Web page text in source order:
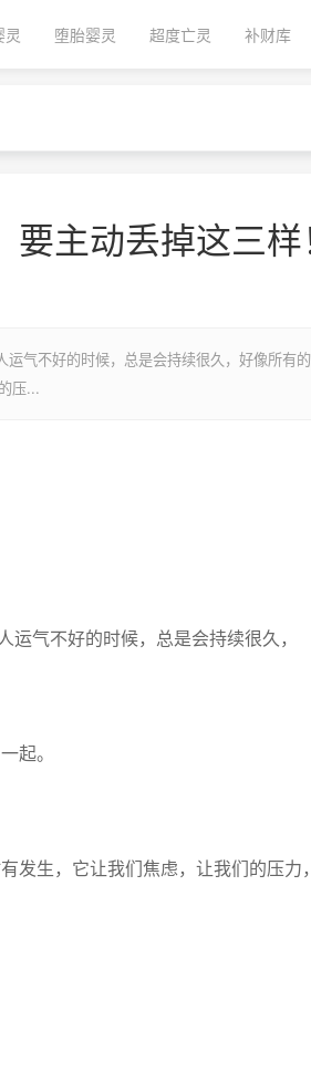
灵 堕胎婴灵 超度亡灵 补财库
主动丢掉这三样
运气不好的时候，总是会持续很久，好像所有
压...
气不好的时候，总是会持续很久，
起。
生，它让我们焦虑，让我们的压力，